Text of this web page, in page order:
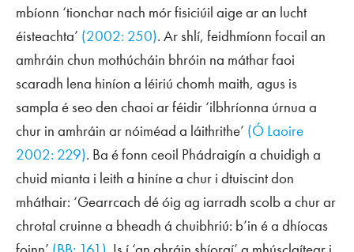
mbíonn ‘tionchar nach mór fisiciúil aige ar an lucht
éisteachta’ (2002: 250). Ar shlí, feidhmíonn focail an
amhráin chun mothúcháin bhróin na máthar faoi
scaradh lena hiníon a léiriú chomh maith, agus is
sampla é seo den chaoi ar féidir ‘ilbhríonna úrnua a
chur in amhráin ar nóiméad a láithrithe’ (Ó Laoire
2002: 229). Ba é fonn ceoil Phádraigín a chuidigh a
chuid mianta i leith a hiníne a chur i dtuiscint don
mháthair: ‘Gearrcach dé óig ag iarradh scolb a chur ar
chrotal cruinne a bheadh á chuibhriú: b’in é a dhíocas